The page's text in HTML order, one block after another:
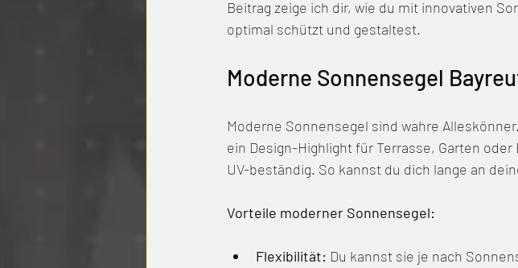
Beitrag zeige ich dir, wie du mit innovativen
optimal schützt und gestaltest.
Moderne Sonnensegel
Moderne Sonnensegel sind wahre
ein Design-Highlight für Terrasse, Garten
UV-beständig. So kannst du dich lange an
Vorteile moderner Sonnensegel:
Flexibilität: Du kannst sie je nach